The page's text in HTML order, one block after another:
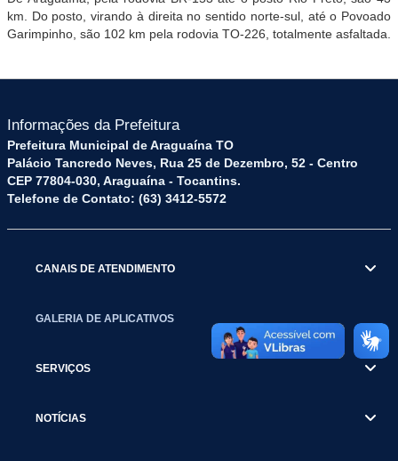
km. Do posto, virando à direita no sentido norte-sul, até o Povoado
Garimpinho, são 102 km pela rodovia TO-226, totalmente asfaltada.
Informações da Prefeitura
Prefeitura Municipal de Araguaína TO
Palácio Tancredo Neves, Rua 25 de Dezembro, 52 - Centro
CEP 77804-030, Araguaína - Tocantins.
Telefone de Contato: (63) 3412-5572
CANAIS DE ATENDIMENTO
GALERIA DE APLICATIVOS
SERVIÇOS
NOTÍCIAS